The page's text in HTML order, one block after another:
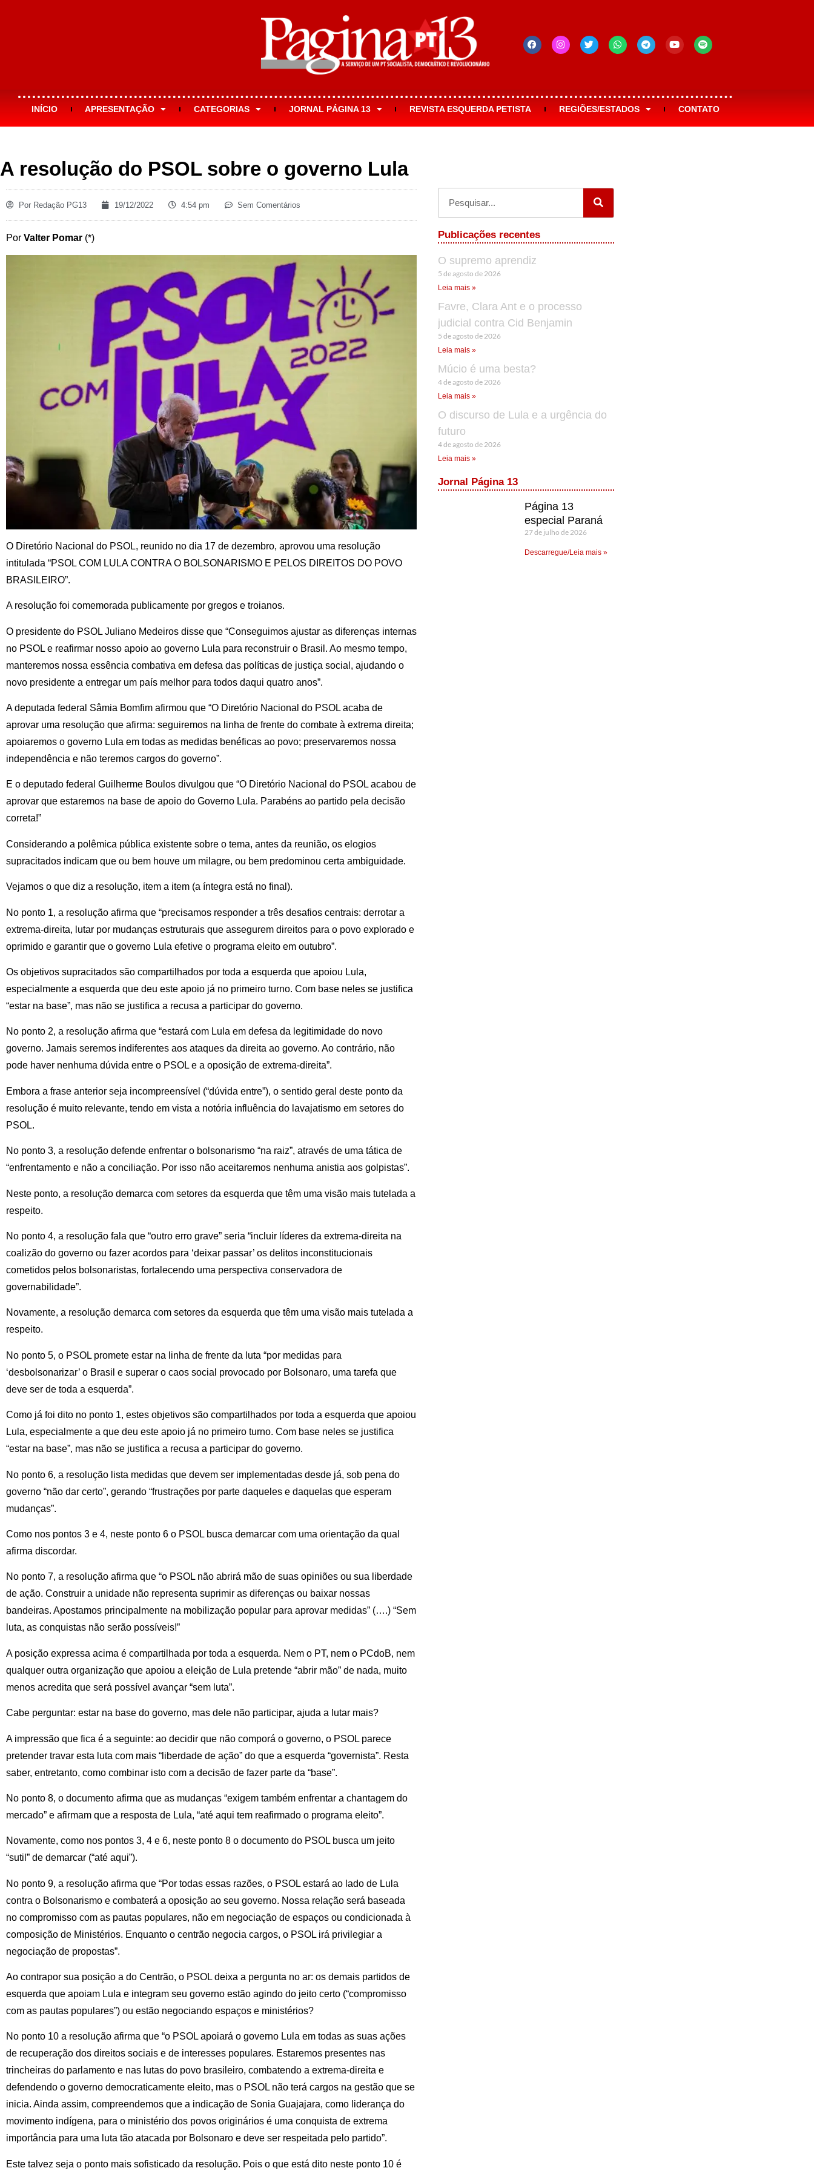
INÍCIO APRESENTAÇÃO CATEGORIAS JORNAL PÁGINA 13 REVISTA ESQUERDA PETISTA REGIÕES/ESTADOS CONTATO
A resolução do PSOL sobre o governo Lula
Por Redação PG13 19/12/2022 4:54 pm Sem Comentários
Por Valter Pomar (*)
O Diretório Nacional do PSOL, reunido no dia 17 de dezembro, aprovou uma resolução
intitulada “PSOL COM LULA CONTRA O BOLSONARISMO E PELOS DIREITOS DO POVO
BRASILEIRO”.
A resolução foi comemorada publicamente por gregos e troianos.
O presidente do PSOL Juliano Medeiros disse que “Conseguimos ajustar as diferenças internas
no PSOL e reafirmar nosso apoio ao governo Lula para reconstruir o Brasil. Ao mesmo tempo,
manteremos nossa essência combativa em defesa das políticas de justiça social, ajudando o
novo presidente a entregar um país melhor para todos daqui quatro anos”.
A deputada federal Sâmia Bomfim afirmou que “O Diretório Nacional do PSOL acaba de
aprovar uma resolução que afirma: seguiremos na linha de frente do combate à extrema direita;
apoiaremos o governo Lula em todas as medidas benéficas ao povo; preservaremos nossa
independência e não teremos cargos do governo”.
E o deputado federal Guilherme Boulos divulgou que “O Diretório Nacional do PSOL acabou de
aprovar que estaremos na base de apoio do Governo Lula. Parabéns ao partido pela decisão
correta!”
Considerando a polêmica pública existente sobre o tema, antes da reunião, os elogios
supracitados indicam que ou bem houve um milagre, ou bem predominou certa ambiguidade.
Vejamos o que diz a resolução, item a item (a íntegra está no final).
No ponto 1, a resolução afirma que “precisamos responder a três desafios centrais: derrotar a
extrema-direita, lutar por mudanças estruturais que assegurem direitos para o povo explorado e
oprimido e garantir que o governo Lula efetive o programa eleito em outubro”.
Os objetivos supracitados são compartilhados por toda a esquerda que apoiou Lula,
especialmente a esquerda que deu este apoio já no primeiro turno. Com base neles se justifica
“estar na base”, mas não se justifica a recusa a participar do governo.
No ponto 2, a resolução afirma que “estará com Lula em defesa da legitimidade do novo
governo. Jamais seremos indiferentes aos ataques da direita ao governo. Ao contrário, não
pode haver nenhuma dúvida entre o PSOL e a oposição de extrema-direita”.
Embora a frase anterior seja incompreensível (“dúvida entre”), o sentido geral deste ponto da
resolução é muito relevante, tendo em vista a notória influência do lavajatismo em setores do
PSOL.
No ponto 3, a resolução defende enfrentar o bolsonarismo “na raiz”, através de uma tática de
“enfrentamento e não a conciliação. Por isso não aceitaremos nenhuma anistia aos golpistas”.
Neste ponto, a resolução demarca com setores da esquerda que têm uma visão mais tutelada a
respeito.
No ponto 4, a resolução fala que “outro erro grave” seria “incluir líderes da extrema-direita na
coalizão do governo ou fazer acordos para ‘deixar passar’ os delitos inconstitucionais
cometidos pelos bolsonaristas, fortalecendo uma perspectiva conservadora de
governabilidade”.
Novamente, a resolução demarca com setores da esquerda que têm uma visão mais tutelada a
respeito.
No ponto 5, o PSOL promete estar na linha de frente da luta “por medidas para
‘desbolsonarizar’ o Brasil e superar o caos social provocado por Bolsonaro, uma tarefa que
deve ser de toda a esquerda”.
Como já foi dito no ponto 1, estes objetivos são compartilhados por toda a esquerda que apoiou
Lula, especialmente a que deu este apoio já no primeiro turno. Com base neles se justifica
“estar na base”, mas não se justifica a recusa a participar do governo.
No ponto 6, a resolução lista medidas que devem ser implementadas desde já, sob pena do
governo “não dar certo”, gerando “frustrações por parte daqueles e daquelas que esperam
mudanças”.
Como nos pontos 3 e 4, neste ponto 6 o PSOL busca demarcar com uma orientação da qual
afirma discordar.
No ponto 7, a resolução afirma que “o PSOL não abrirá mão de suas opiniões ou sua liberdade
de ação. Construir a unidade não representa suprimir as diferenças ou baixar nossas
bandeiras. Apostamos principalmente na mobilização popular para aprovar medidas” (….) “Sem
luta, as conquistas não serão possíveis!”
A posição expressa acima é compartilhada por toda a esquerda. Nem o PT, nem o PCdoB, nem
qualquer outra organização que apoiou a eleição de Lula pretende “abrir mão” de nada, muito
menos acredita que será possível avançar “sem luta”.
Cabe perguntar: estar na base do governo, mas dele não participar, ajuda a lutar mais?
A impressão que fica é a seguinte: ao decidir que não comporá o governo, o PSOL parece
pretender travar esta luta com mais “liberdade de ação” do que a esquerda “governista”. Resta
saber, entretanto, como combinar isto com a decisão de fazer parte da “base”.
No ponto 8, o documento afirma que as mudanças “exigem também enfrentar a chantagem do
mercado” e afirmam que a resposta de Lula, “até aqui tem reafirmado o programa eleito”.
Novamente, como nos pontos 3, 4 e 6, neste ponto 8 o documento do PSOL busca um jeito
“sutil” de demarcar (“até aqui”).
No ponto 9, a resolução afirma que “Por todas essas razões, o PSOL estará ao lado de Lula
contra o Bolsonarismo e combaterá a oposição ao seu governo. Nossa relação será baseada
no compromisso com as pautas populares, não em negociação de espaços ou condicionada à
composição de Ministérios. Enquanto o centrão negocia cargos, o PSOL irá privilegiar a
negociação de propostas”.
Ao contrapor sua posição a do Centrão, o PSOL deixa a pergunta no ar: os demais partidos de
esquerda que apoiam Lula e integram seu governo estão agindo do jeito certo (“compromisso
com as pautas populares”) ou estão negociando espaços e ministérios?
No ponto 10 a resolução afirma que “o PSOL apoiará o governo Lula em todas as suas ações
de recuperação dos direitos sociais e de interesses populares. Estaremos presentes nas
trincheiras do parlamento e nas lutas do povo brasileiro, combatendo a extrema-direita e
defendendo o governo democraticamente eleito, mas o PSOL não terá cargos na gestão que se
inicia. Ainda assim, compreendemos que a indicação de Sonia Guajajara, como liderança do
movimento indígena, para o ministério dos povos originários é uma conquista de extrema
importância para uma luta tão atacada por Bolsonaro e deve ser respeitada pelo partido”.
Este talvez seja o ponto mais sofisticado da resolução. Pois o que está dito neste ponto 10 é
Publicações recentes
O supremo aprendiz
5 de agosto de 2026
Leia mais »
Favre, Clara Ant e o processo
judicial contra Cid Benjamin
5 de agosto de 2026
Leia mais »
Múcio é uma besta?
4 de agosto de 2026
Leia mais »
O discurso de Lula e a urgência do
futuro
4 de agosto de 2026
Leia mais »
Jornal Página 13
Página 13
especial Paraná
27 de julho de 2026
Descarregue/Leia mais »